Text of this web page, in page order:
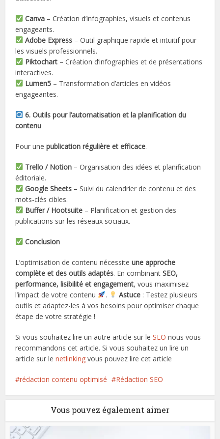
Canva – Création d’infographies, visuels et contenus
engageants.
Adobe Express – Outil graphique rapide et intuitif pour
les visuels professionnels.
Piktochart – Création d’infographies et de présentations
interactives.
Lumen5 – Transformation d’articles en vidéos
engageantes.
6. Outils pour l’automatisation et la planification du
contenu
Pour unepublication régulière et efficace.
Trello / Notion – Organisation des idées et planification
éditoriale.
Google Sheets – Suivi du calendrier de contenu et des
mots-clés cibles.
Buffer / Hootsuite – Planification et gestion des
publications sur les réseaux sociaux.
Conclusion
L’optimisation de contenu nécessiteune approche
complète et des outils adaptés. En combinantSEO,
performance, lisibilité et engagement, vous maximisez
l’impact de votre contenu
. Astuce : Testez plusieurs
outils et adaptez-les à vos besoins pour optimiser chaque
étape de votre stratégie !
Si vous souhaitez lire un autre article sur leSEO nous vous
recommandons cet article. Si vous souhaitez un lire un
article sur lenetlinking vous pouvez lire cet article
rédaction contenu optimisé Rédaction SEO
Vous pouvez également aimer